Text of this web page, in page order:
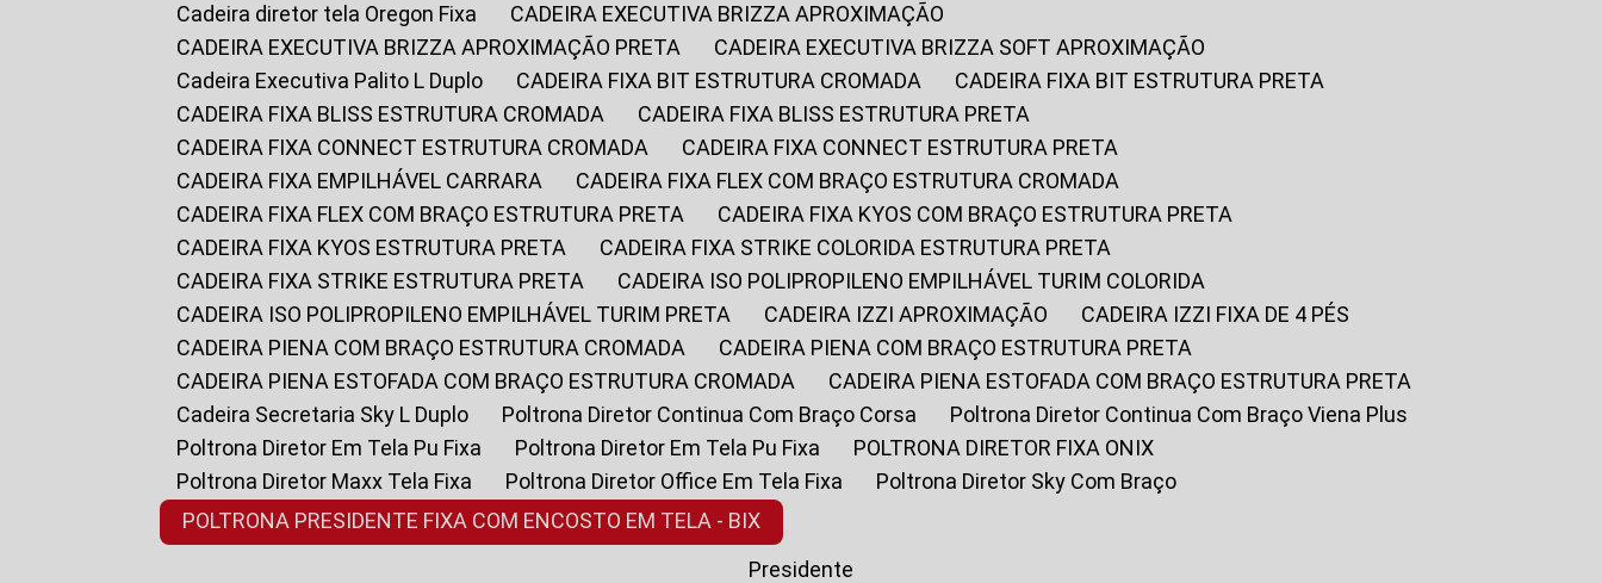
Cadeira diretor tela Oregon Fixa
CADEIRA EXECUTIVA BRIZZA APROXIMAÇÃO
CADEIRA EXECUTIVA BRIZZA APROXIMAÇÃO PRETA
CADEIRA EXECUTIVA BRIZZA SOFT APROXIMAÇÃO
Cadeira Executiva Palito L Duplo
CADEIRA FIXA BIT ESTRUTURA CROMADA
CADEIRA FIXA BIT ESTRUTURA PRETA
CADEIRA FIXA BLISS ESTRUTURA CROMADA
CADEIRA FIXA BLISS ESTRUTURA PRETA
CADEIRA FIXA CONNECT ESTRUTURA CROMADA
CADEIRA FIXA CONNECT ESTRUTURA PRETA
CADEIRA FIXA EMPILHÁVEL CARRARA
CADEIRA FIXA FLEX COM BRAÇO ESTRUTURA CROMADA
CADEIRA FIXA FLEX COM BRAÇO ESTRUTURA PRETA
CADEIRA FIXA KYOS COM BRAÇO ESTRUTURA PRETA
CADEIRA FIXA KYOS ESTRUTURA PRETA
CADEIRA FIXA STRIKE COLORIDA ESTRUTURA PRETA
CADEIRA FIXA STRIKE ESTRUTURA PRETA
CADEIRA ISO POLIPROPILENO EMPILHÁVEL TURIM COLORIDA
CADEIRA ISO POLIPROPILENO EMPILHÁVEL TURIM PRETA
CADEIRA IZZI APROXIMAÇÃO
CADEIRA IZZI FIXA DE 4 PÉS
CADEIRA PIENA COM BRAÇO ESTRUTURA CROMADA
CADEIRA PIENA COM BRAÇO ESTRUTURA PRETA
CADEIRA PIENA ESTOFADA COM BRAÇO ESTRUTURA CROMADA
CADEIRA PIENA ESTOFADA COM BRAÇO ESTRUTURA PRETA
Cadeira Secretaria Sky L Duplo
Poltrona Diretor Continua Com Braço Corsa
Poltrona Diretor Continua Com Braço Viena Plus
Poltrona Diretor Em Tela Pu Fixa
Poltrona Diretor Em Tela Pu Fixa
POLTRONA DIRETOR FIXA ONIX
Poltrona Diretor Maxx Tela Fixa
Poltrona Diretor Office Em Tela Fixa
Poltrona Diretor Sky Com Braço
POLTRONA PRESIDENTE FIXA COM ENCOSTO EM TELA - BIX
Presidente